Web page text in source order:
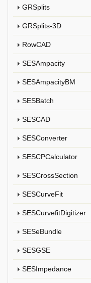
GRSplits
GRSplits-3D
RowCAD
SESAmpacity
SESAmpacityBM
SESBatch
SESCAD
SESConverter
SESCPCalculator
SESCrossSection
SESCurveFit
SESCurvefitDigitizer
SESeBundle
SESGSE
SESImpedance